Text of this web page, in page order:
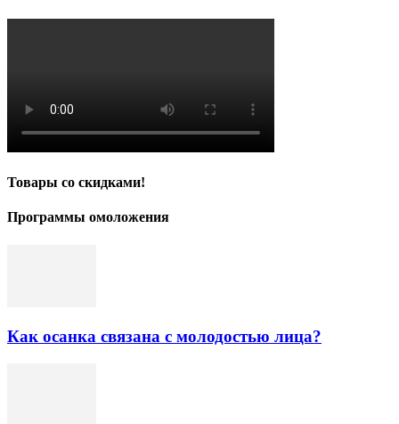
Товары со скидками!
Программы омоложения
Как осанка связана с молодостью лица?